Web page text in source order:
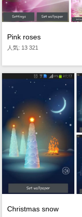
Pink roses
人気: 13 321
Christmas snow